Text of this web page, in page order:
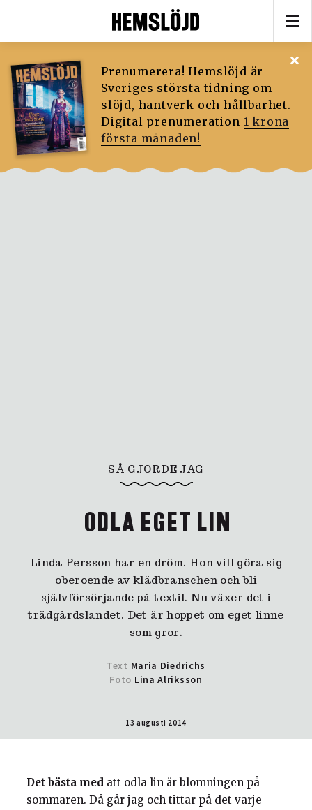
Prenumerera! Hemslöjd är
Sveriges största tidning om
slöjd, hantverk och hållbarhet.
Digital prenumeration 1 krona
första månaden!
SÅ GJORDE JAG
ODLA EGET LIN
Linda Persson har en dröm. Hon vill göra sig
oberoende av klädbranschen och bli
självförsörjande på textil. Nu växer det i
trädgårdslandet. Det är hoppet om eget linne
som gror.
Text Maria Diedrichs
Foto Lina Alriksson
13 augusti 2014
Det bästa med att odla lin är blomningen på
sommaren. Då går jag och tittar på det varje